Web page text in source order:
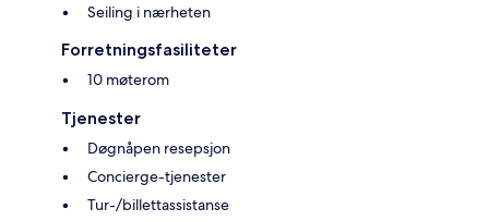
Seiling i nærheten
Forretningsfasiliteter
10 møterom
Tjenester
Døgnåpen resepsjon
Concierge-tjenester
Tur-/billettassistanse